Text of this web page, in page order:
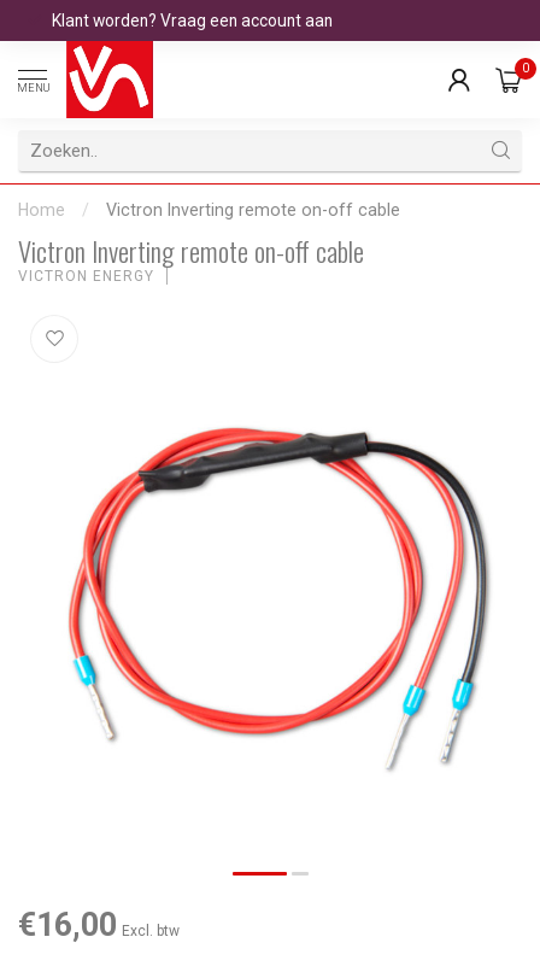
Klant worden? Vraag een account aan
MENU
0
Home / Victron Inverting remote on-off cable
Victron Inverting remote on-off cable
VICTRON ENERGY
€16,00 Excl. btw